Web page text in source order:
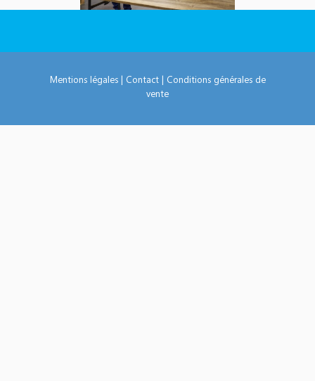
Mentions légales| Contact| Conditions générales de
vente